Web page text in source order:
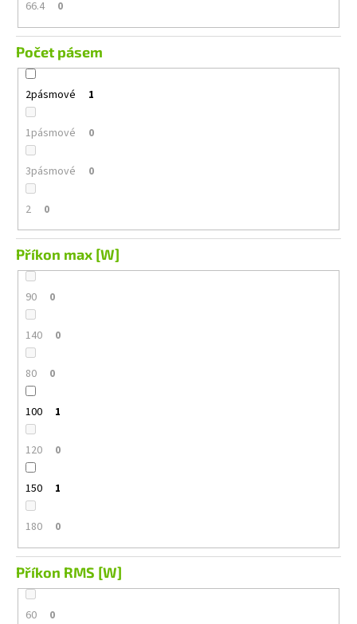
66.4 0
Počet pásem
2pásmové 1
1pásmové 0
3pásmové 0
2 0
Příkon max [W]
90 0
140 0
80 0
100 1
120 0
150 1
180 0
Příkon RMS [W]
60 0